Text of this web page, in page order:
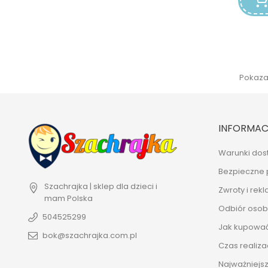
Szachrajka | sklep dla dzieci i
mam Polska
504525299
bok@szachrajka.com.pl
Warunki
Bezpieczne
Zwroty i
Odbiór
Jak
Czas